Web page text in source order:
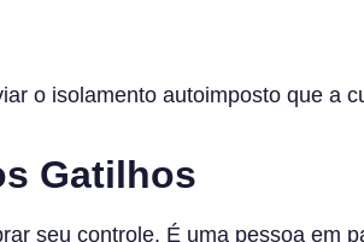
o isolamento autoimposto que a
Gatilhos
seu controle. É uma pessoa em